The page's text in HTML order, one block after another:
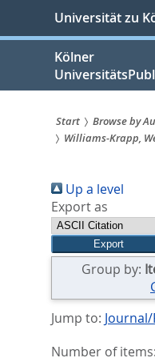
springen
Universität zu
Kölner
Sie
sind
hier:
Start Browse by
Williams-Krapp,
Up a level
Export as
Group by:
Jump to:
Number of items: